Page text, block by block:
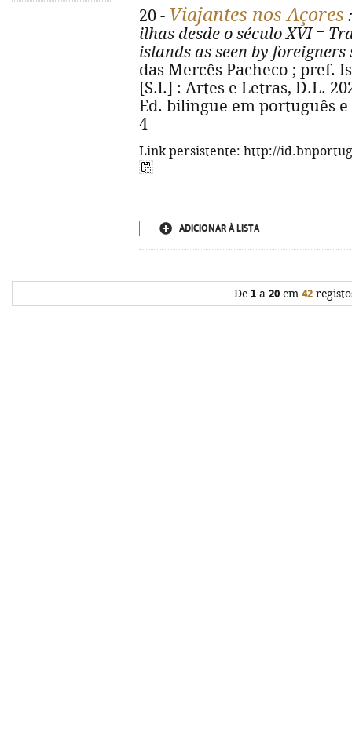
20 - Viajantes nos Açores
ilhas desde o século XVI=
islands as seen by
das Mercês Pacheco ; pref.
[S.l.] : Artes e Letras, D.L.
Ed. bilingue em português e
4
Link persistente: http://
ADICIONAR À LISTA
De 1a 20em 42